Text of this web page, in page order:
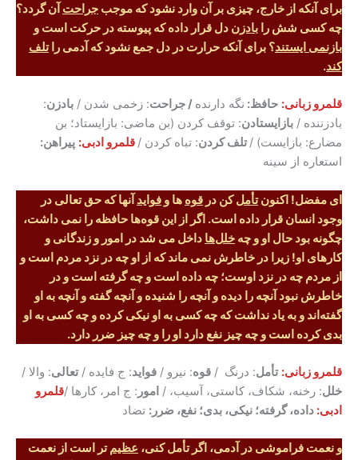
برای آنکه از خارج، چیزی بر آن وارد نشود که موجب جراحت آن گردد؟
چه کسی شش را بادزن دل قرار داده که پیوسته در حرکت است و
بازنمی ایستند؟ برای آنکه حرارت در دل جمع نشود که آدمی راتلف
کند.
قلمرو زبانی: حافظ: نگه دارنده / جراحت: زخمی شدن / بادزن:
بادزننده / بازایستادن: توقف کردن (بن ماضی: بازایستاد؛ بن
مضارع: بازایست) /تلف کردن: تباه کردن / قلمرو ادبی: پیراهن:
استعاره از سینه
ای مفضل! اکنونتأملکن در قوه ها و فواید آنها که حق تعالی در
وجود انسان قرار داده است. اگر از این قوه‌ها حافظه را نمی داشت،
چگونه بود حال او و چه خلل‌ها داخل می شد در امور و زندگانی و
کارهای او! زیرا در خاطرش نمی ماند که از او چه در نزد مردم است و
از مردم چه در نزد اوست؛ چه داده است و چه گرفته است و در
خاطرش نبود آنچه را دیده و آنچه را شنیده و آنچه گفته و آنچه به او
گفته‌اند و به یاد نداشت که چه کسی به او نیکی کرده و چه کسی به او
بدی کرده است و چه چیز نفع دارد او را و چه چیز ضرر دارد.
قلمرو زبانی: تأمل: درنگ / قوه: نیرو / فواید: ج فایده /تعالی: والا /
خلل: رخنه، شکاف، کاستی، آسیب، / امور : ج امر، کارها /قلمرو
ادبی: داده، گرفته؛ نیکی، بدی؛ نفع، ضرر: تضاد
و نعمت فراموشی در آدمی، اگر تأمل کنی، عظیمتر است از نعمت